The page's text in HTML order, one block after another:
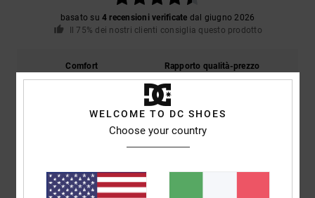
basato su4 recensioni verificate dal giugno 2026
Il 75% dei nostri clienti consiglia questo prodotto
Comfort
4.8
Rapporto qualità-prezzo
4.8
Colore
WELCOME TO DC SHOES
Choose your country